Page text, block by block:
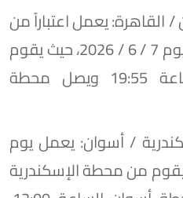
/ القاهرة: يعمل اعتباراً من
يوم 22 / 5 / 2026 وحتى يوم 7 / 6 / 2026، حيث يقوم
من محطة أسوان الساعة 19:55 ويصل محطة
الإسكندرية / أسوان: يعمل يوم
حيث يقوم من محطة الإسكندرية